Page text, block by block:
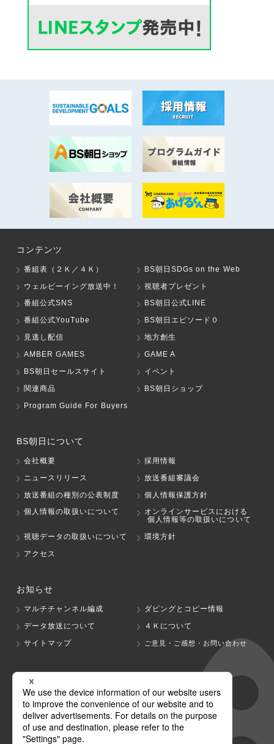
コンテンツ
番組表（２Ｋ／４Ｋ）
BS朝日SDGs on the Web
ウェルビーイング放送中！
視聴者プレゼント
番組公式SNS
BS朝日公式LINE
番組公式YouTube
BS朝日エピソード０
見逃し配信
地方創生
AMBER GAMES
GAME A
BS朝日セールスサイト
イベント
関連商品
BS朝日ショップ
Program Guide For Buyers
BS朝日について
会社概要
採用情報
ニュースリリース
放送番組審議会
放送番組の種別の公表制度
個人情報保護方針
個人情報の取扱いについて
オンラインサービスにおける
個人情報等の取扱いについて
視聴データの取扱いについて
環境方針
アクセス
お知らせ
マルチチャンネル編成
ダビングとコピー情報
データ放送について
４Ｋについて
サイトマップ
ご意見・ご感想・お問い合わせ
グループ会社
テレビ朝日 テレ朝チャンネル